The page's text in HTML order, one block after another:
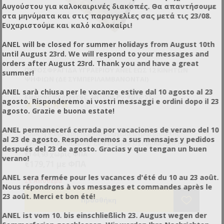
ΠΥΡΟΣΦΡΑΓΊΔΑ ΥΓΡΑΕΡΊΟΥ ANEL ΈΩΣ 12 ΚΙΝΗΤΏΝ
Κωδικός προϊόντος: AN1050LPG-RD12-ST
Ίσως η καλύτερη πυροσφραγίδα υγραερίου της
αγοράς παγκοσμίως. Ένα προϊόν σχεδιασμένο και
κατασκευασμένο για ασφαλή, αποτελεσματική και
εργονομική χρήση. Κατασκευασμένη από
της ANEL o χώρος θέρμανσης λειτουργεί σαν
φούρνος επικεντρώνοντας τις φλόγες πάνω στα
ψηφία. Ταυτόχρονα λόγω της μορφής του δεν
προς τα χέρια του χειριστή.
Τα ψηφία τοποθετούνται πολύ εύκολα και
εναλλάσσονται κάθε ένα εντελώς ξεχωριστά
Σημαδεύει πολύ βαθιά τις επιφάνειες
Αναπληρώνει αμέσως τη θερμοκρασία που χάνει
κατά την καύση του ξύλου
αναθέρμανσης
(γράμματα/αριθμοί/σύμβολα).
Τεχνικά χαρακτηριστικά
Διαστάσεις: Μοντέλο 14 ψηφίων: 39x23x4cm –
Βάρος: 1.4 - 1.1 kg (χωρίς χαρακτήρες)
€144,93 χωρίς ΦΠΑ
€179,71 με ΦΠΑ
Σε Απόθεμα
Αυγούστου για καλοκαιρινές διακοπές. Θα απαντήσουμε
στα μηνύματα και στις παραγγελίες σας μετά τις 23/08.
Ευχαριστούμε και καλό καλοκαίρι!
ANEL will be closed for summer holidays from August 10th
until August 23rd. We will respond to your messages and
orders after August 23rd. Thank you and have a great
summer!
ANEL sarà chiusa per le vacanze estive dal 10 agosto al 23
agosto. Risponderemo ai vostri messaggi e ordini dopo il 23
agosto. Grazie e buona estate!
ANEL permanecerá cerrada por vacaciones de verano del 10
al 23 de agosto. Responderemos a sus mensajes y pedidos
después del 23 de agosto. Gracias y que tengan un buen
verano!
ANEL sera fermée pour les vacances d'été du 10 au 23 août.
Nous répondrons à vos messages et commandes après le
23 août. Merci et bon été!
ANEL ist vom 10. bis einschließlich 23. August wegen der